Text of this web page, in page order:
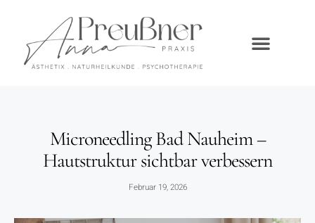
Microneedling Bad Nauheim –
Hautstruktur sichtbar verbessern
Februar 19, 2026